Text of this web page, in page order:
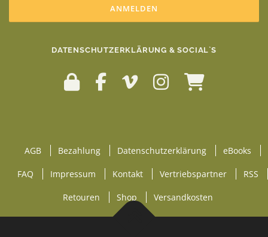
DATENSCHUTZERKLÄRUNG & SOCIAL`S
AGB Bezahlung Datenschutzerklärung eBooks
FAQ Impressum Kontakt Vertriebspartner RSS
Retouren Shop Versandkosten